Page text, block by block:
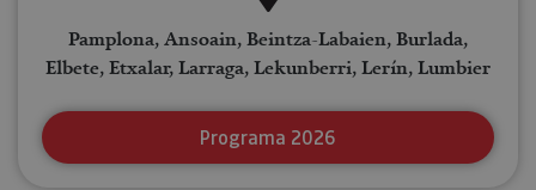
Pamplona, Ansoain, Beintza-Labaien, Burlada,
Elbete, Etxalar, Larraga, Lekunberri, Lerín, Lumbier
Programa 2026